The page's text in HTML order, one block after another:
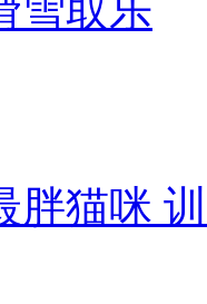
雪取乐
胖猫咪